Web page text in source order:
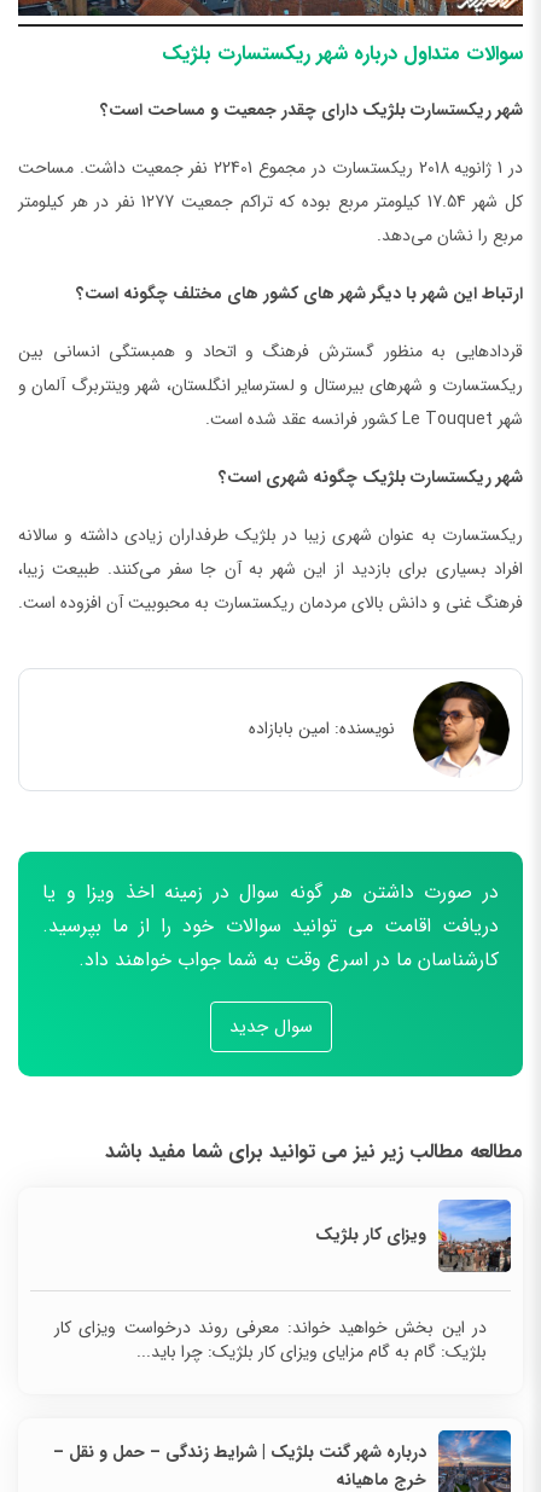
سوالات متداول درباره شهر ریکستسارت بلژیک
شهر ریکستسارت بلژیک دارای چقدر جمعیت و مساحت است؟
در 1 ژانویه 2018 ریکستسارت در مجموع 22401 نفر جمعیت داشت. مساحت
کل شهر 17.54 کیلومتر مربع بوده که تراکم جمعیت 1277 نفر در هر کیلومتر
مربع را نشان می‌دهد.
ارتباط این شهر با دیگر شهر های کشور های مختلف چگونه است؟
قردادهایی به منظور گسترش فرهنگ و اتحاد و همبستگی انسانی بین
ریکستسارت و شهر‌های بیرستال و لسترسایر انگلستان، شهر وینتربرگ آلمان و
شهر Le Touquet کشور فرانسه عقد شده است.
شهر ریکستسارت بلژیک چگونه شهری است؟
ریکستسارت به عنوان شهری زیبا در بلژیک طرفداران زیادی داشته و سالانه
افراد بسیاری برای بازدید از این شهر به آن جا سفر می‌کنند. طبیعت زیبا،
فرهنگ غنی و دانش بالای مردمان ریکستسارت به محبوبیت آن افزوده است.
نویسنده: امین بابازاده
در صورت داشتن هر گونه سوال در زمینه اخذ ویزا و یا
دریافت اقامت می توانید سوالات خود را از ما بپرسید.
کارشناسان ما در اسرع وقت به شما جواب خواهند داد.
سوال جدید
مطالعه مطالب زیر نیز می توانید برای شما مفید باشد
ویزای کار بلژیک
در این بخش خواهید خواند: معرفی روند درخواست ویزای کار
بلژیک: گام به گام مزایای ویزای کار بلژیک: چرا باید...
درباره شهر گنت بلژیک | شرایط زندگی – حمل و نقل –
خرج ماهیانه